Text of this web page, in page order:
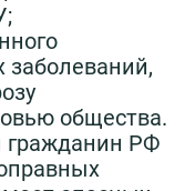
заболеваний,
общества.
гражданин РФ